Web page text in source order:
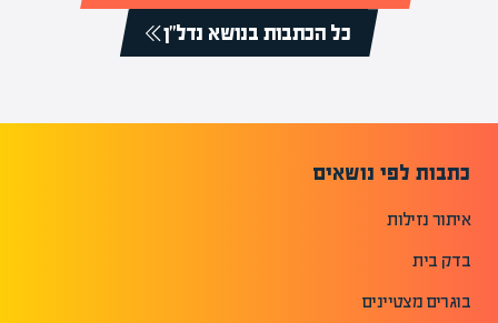
כל הכתבות בנושא נדל"ן
כתבות לפי נושאים
איתור נזילות
בדק בית
בוגרים מצטיינים